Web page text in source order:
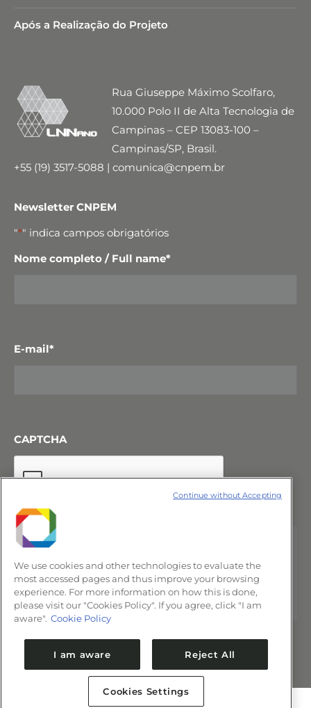
Após a Realização do Projeto
Rua Giuseppe Máximo Scolfaro,
10.000 Polo II de Alta Tecnologia de
Campinas – CEP 13083-100 –
Campinas/SP, Brasil.
+55 (19) 3517-5088 | comunica@cnpem.br
Newsletter CNPEM
"*" indica campos obrigatórios
Nome completo / Full name*
E-mail*
CAPTCHA
We use cookies and other technologies to evaluate the
most accessed pages and thus improve your browsing
experience. For more information on how this is done,
please visit our "Cookies Policy". If you agree, click "I am
aware". Cookie Policy
I am aware Reject All
Cookies Settings
Continue without Accepting